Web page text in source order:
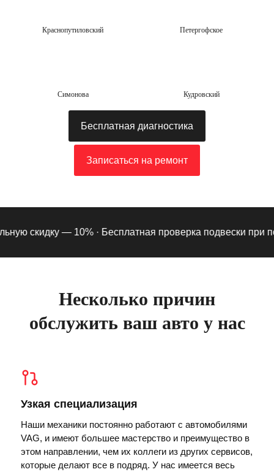
Краснопутиловский Петергофское
Симонова Кудровский
Бесплатная диагностика
Записаться на ремонт
— 10% ·Бесплатная проверка подвески при подписке на
Несколько причин
обслужить ваш авто у нас
Узкая специализация
Наши механики постоянно работают с автомобилями
VAG, и имеют большее мастерство и преимущество в
этом направлении, чем их коллеги из других сервисов,
которые делают все в подряд. У нас имеется весь